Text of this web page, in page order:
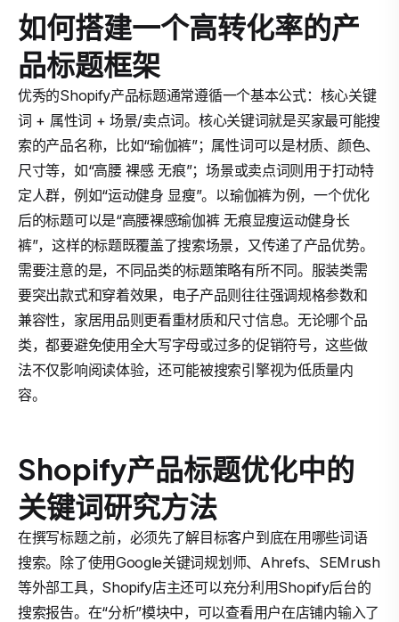
如何搭建一个高转化率的产
品标题框架
优秀的Shopify产品标题通常遵循一个基本公式：核心关键
词 + 属性词 + 场景/卖点词。核心关键词就是买家最可能搜
索的产品名称，比如“瑜伽裤”；属性词可以是材质、颜色、
尺寸等，如“高腰 裸感 无痕”；场景或卖点词则用于打动特
定人群，例如“运动健身 显瘦”。以瑜伽裤为例，一个优化
后的标题可以是“高腰裸感瑜伽裤 无痕显瘦运动健身长
裤”，这样的标题既覆盖了搜索场景，又传递了产品优势。
需要注意的是，不同品类的标题策略有所不同。服装类需
要突出款式和穿着效果，电子产品则往往强调规格参数和
兼容性，家居用品则更看重材质和尺寸信息。无论哪个品
类，都要避免使用全大写字母或过多的促销符号，这些做
法不仅影响阅读体验，还可能被搜索引擎视为低质量内
容。
Shopify产品标题优化中的
关键词研究方法
在撰写标题之前，必须先了解目标客户到底在用哪些词语
搜索。除了使用Google关键词规划师、Ahrefs、SEMrush
等外部工具，Shopify店主还可以充分利用Shopify后台的
搜索报告。在“分析”模块中，可以查看用户在店铺内输入了